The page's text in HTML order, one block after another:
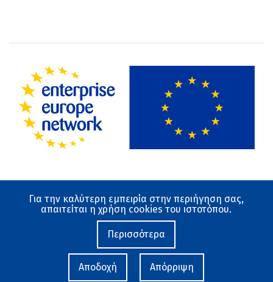
Όροι χρήσης
Προστασία Δεδομένων
Ο ιστότοπος αναπτύχθηκε από το Εθνικό Κέντρο
Τεκμηρίωσης και Ηλεκτρονικού Περιεχομένου 2019-
2026
Για την καλύτερη εμπειρία στην περιήγηση σας,
απαιτείται η χρήση cookies του ιστοτόπου.
Περισσότερα
Αποδοχή Απόρριψη